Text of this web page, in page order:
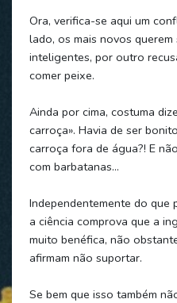
Ora, verifica-se aqui um
lado, os mais novos
inteligentes, por outro
comer peixe.
Ainda por cima, costuma
carroça». Havia de ser
carroça fora de água?! E
com barbatanas…
Independentemente do que
a ciência comprova que a
muito benéfica, não
afirmam não suportar.
Se bem que isso também